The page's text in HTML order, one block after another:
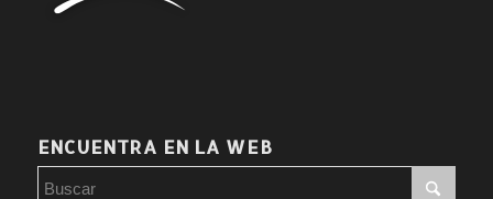
ENCUENTRA EN LA WEB